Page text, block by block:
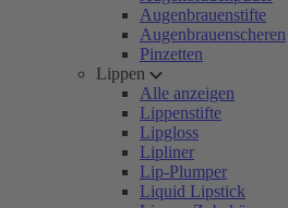
Augenbrauenstifte
Augenbrauenscheren
Pinzetten
Lippen
Alle anzeigen
Lippenstifte
Lipgloss
Lipliner
Lip-Plumper
Liquid Lipstick